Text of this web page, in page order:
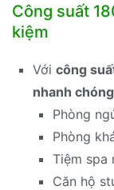
Công suất
kiệm
Với công
nhanh
Phòng
Phòng
Tiệm spa
Căn hộ